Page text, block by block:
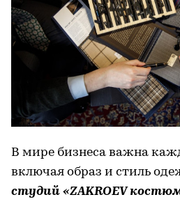
В мире бизнеса важна
включая образ и стиль
студий «ZAKROEV